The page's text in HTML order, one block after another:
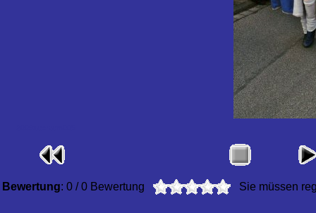
Bewertung: 0 / 0 Bewertung Sie müssen